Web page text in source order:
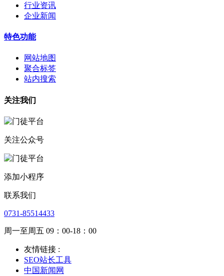
行业资讯
企业新闻
特色功能
网站地图
聚合标签
站内搜索
关注我们
关注公众号
添加小程序
联系我们
0731-85514433
周一至周五 09：00-18：00
友情链接 :
SEO站长工具
中国新闻网